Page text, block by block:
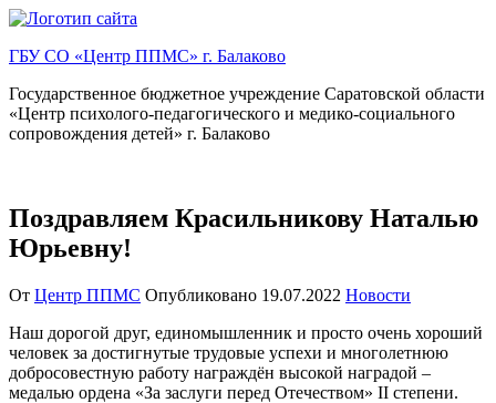
Перейти
содержимому
ГБУ СО «Центр ППМС» г. Балаково
Государственное бюджетное учреждение Саратовской области
«Центр психолого-педагогического и медико-социального
сопровождения детей» г. Балаково
Поздравляем Красильникову Наталью
Юрьевну!
От Центр ППМС Опубликовано 19.07.2022 Новости
Наш дорогой друг, единомышленник и просто очень хороший
человек за достигнутые трудовые успехи и многолетнюю
добросовестную работу награждён высокой наградой –
медалью ордена «За заслуги перед Отечеством» II степени.